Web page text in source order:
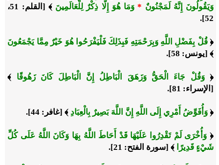
وَيَقُولُونَ إِنَّهُ لَمَجْنُونٌ *وَمَا هُوَ إِلَّا ذِكْرٌ لِلْعَالَمِينَ
﴾ [القلم: 51،
52].
﴿قُلْ بِفَضْلِ اللَّهِ وَبِرَحْمَتِهِ فَبِذَلِكَ فَلْيَفْرَحُوا هُوَ خَيْرٌ مِمَّا يَجْمَعُونَ
﴾ [يونس: 58].
﴿وَقُلْ جَاءَ الْحَقُّ وَزَهَقَ الْبَاطِلُ إِنَّ الْبَاطِلَ كَانَ زَهُوقًا ﴾
[ الإسراء: 81].
﴿ وَأُفَوِّضُ أَمْرِي إِلَى اللَّهِ إِنَّ اللَّهَ بَصِيرٌ بِالْعِبَادِ ﴾ [غافر : 44].
﴿ وَأُخْرَى لَمْ تَقْدِرُوا عَلَيْهَا قَدْ أَحَاطَ اللَّهُ بِهَا وَكَانَ اللَّهُ عَلَى كُلِّ
شَيْءٍ قَدِيرًا
﴾ [سورة الفتح: 21].